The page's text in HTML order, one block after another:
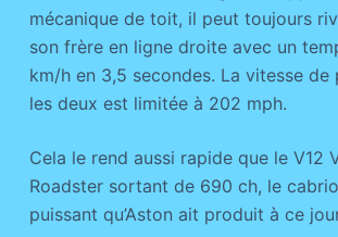
mécanique de toit, il peut toujours
son frère en ligne droite avec un
km/h en 3,5 secondes. La vitesse de
les deux est limitée à 202 mph.
Cela le rend aussi rapide que le V12
Roadster sortant de 690 ch, le
puissant qu’Aston ait produit à ce